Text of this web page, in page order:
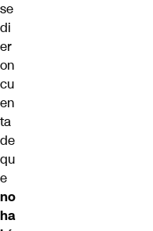
se
di
er
on
cu
en
ta
de
qu
e
no
ha